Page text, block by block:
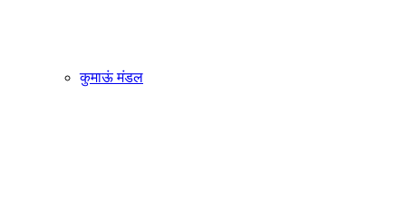
कुमाऊं मंडल